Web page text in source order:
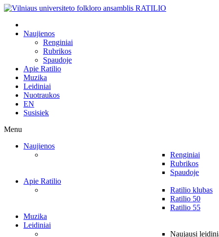
Naujienos
Renginiai
Rubrikos
Spaudoje
Apie Ratilio
Muzika
Leidiniai
Nuotraukos
EN
Susisiek
Menu
Naujienos
Renginiai
Rubrikos
Spaudoje
Apie Ratilio
Ratilio klubas
Ratilio 50
Ratilio 55
Muzika
Leidiniai
Naujausi